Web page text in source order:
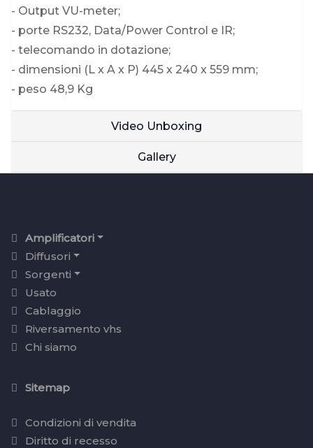
- Output VU-meter;
- porte RS232, Data/Power Control e IR;
- telecomando in dotazione;
- dimensioni (L x A x P) 445 x 240 x 559 mm;
- peso 48,9 Kg
Video Unboxing
Gallery
Amplificatori
Diffusori
Sorgenti
Usato
Cablaggio
Riversamento vhs
Chi siamo
Sitemap
Condizioni di vendita
Diritto di recesso